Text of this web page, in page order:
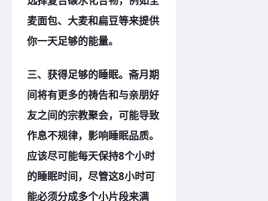
麦面包、大麦和扁豆等来提供
你一天足够的能量。
三、获得足够的睡眠。斋月期
间将有更多的祷告和与亲朋好
友之间的宗教聚会，可能导致
作息不规律，影响睡眠品质。
应该尽可能每天保持8个小时
的睡眠时间，尽管这8小时可
能必须分成多个小片段来满